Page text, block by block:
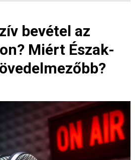
bevétel az
Miért Észak-